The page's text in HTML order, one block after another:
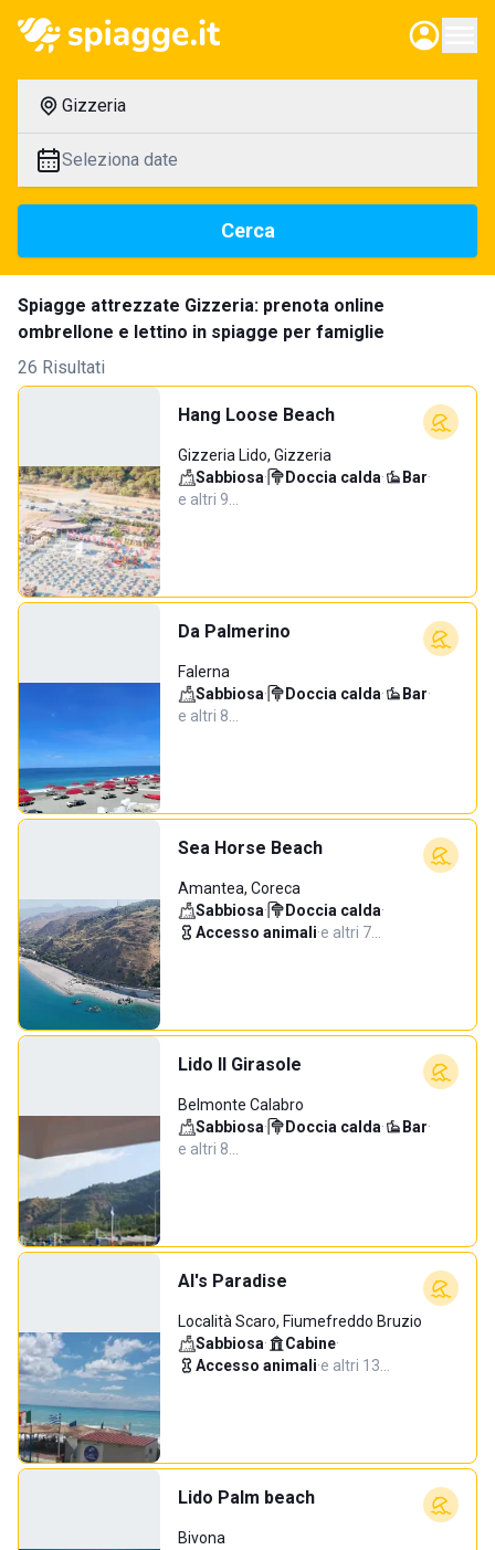
Gizzeria
Seleziona date
Cerca
Spiagge attrezzate Gizzeria: prenota online
ombrellone e lettino in spiagge per famiglie
26 Risultati
Hang Loose Beach
Gizzeria Lido, Gizzeria
Sabbiosa· Doccia calda· Bar·
e altri 9…
Da Palmerino
Falerna
Sabbiosa· Doccia calda· Bar·
e altri 8…
Sea Horse Beach
Amantea, Coreca
Sabbiosa· Doccia calda·
Accesso animali·e altri 7…
Lido Il Girasole
Belmonte Calabro
Sabbiosa· Doccia calda· Bar·
e altri 8…
Al's Paradise
Località Scaro, Fiumefreddo Bruzio
Sabbiosa· Cabine·
Accesso animali·e altri 13…
Lido Palm beach
Bivona